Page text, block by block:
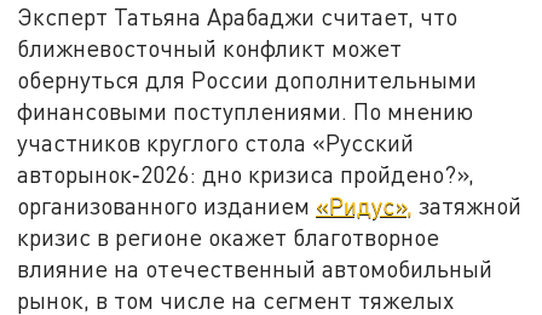
Эксперт Татьяна Арабаджи считает, что
ближневосточный конфликт может
обернуться для России дополнительными
финансовыми поступлениями. По мнению
участников круглого стола «Русский
авторынок‑2026: дно кризиса пройдено?»,
организованного изданием «Ридус», затяжной
кризис в регионе окажет благотворное
влияние на отечественный автомобильный
рынок, в том числе на сегмент тяжелых